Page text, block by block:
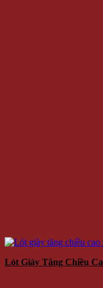
Lót Giày Tăng Chiều